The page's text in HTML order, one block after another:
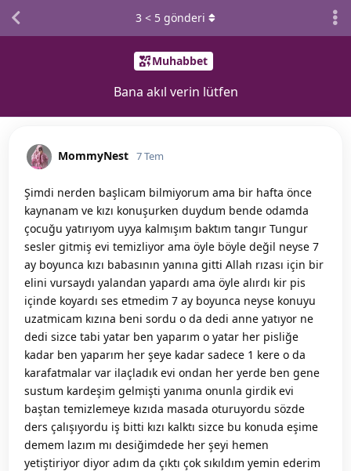
Muhabbet
Bana akıl verin lütfen
3 < 5 gönderi
MommyNest 7 Tem
Şimdi nerden başlicam bilmiyorum ama bir hafta önce
kaynanam ve kızı konuşurken duydum bende odamda
çocuğu yatırıyom uyya kalmışım baktım tangır Tungur
sesler gitmiş evi temizliyor ama öyle böyle değil neyse 7
ay boyunca kızı babasının yanına gitti Allah rızası için bir
elini vursaydı yalandan yapardı ama öyle alırdı kir pis
içinde koyardı ses etmedim 7 ay boyunca neyse konuyu
uzatmicam kızına beni sordu o da dedi anne yatıyor ne
dedi sizce tabi yatar ben yaparım o yatar her pisliğe
kadar ben yaparım her şeye kadar sadece 1 kere o da
karafatmalar var ilaçladık evi ondan her yerde ben gene
sustum kardeşim gelmişti yanıma onunla girdik evi
baştan temizlemeye kızıda masada oturuyordu sözde
ders çalışıyordu iş bitti kızı kalktı sizce bu konuda eşime
demem lazım mı desiğimdede her şeyi hemen
yetiştiriyor diyor adım da çıktı çok sıkıldım yemin ederim